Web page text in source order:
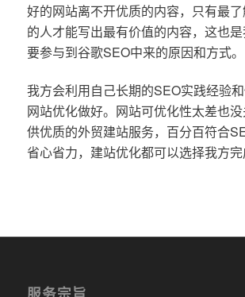
好的网站离不开优质的内容，只有最
的人才能写出最有价值的内容，这也
要参与到谷歌SEO中来的原因和方式。
我方会利用自己长期的SEO实践经验
网站优化做好。网站可优化性太差也
供优质的外贸建站服务，百分百符合
省心省力，建站优化都可以选择我方完
服务宗旨